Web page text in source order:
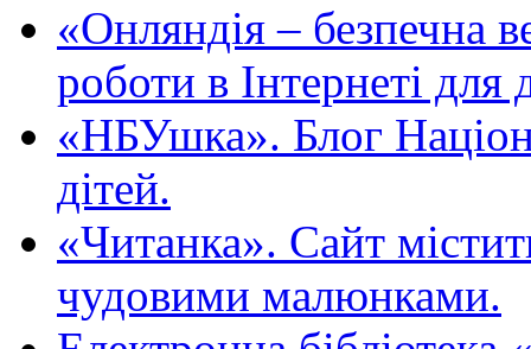
«Oнляндія – безпечна
роботи в Інтернеті для
«НБУшка». Блог
дітей.
«Читанка». Сайт
чудовими малюнками.